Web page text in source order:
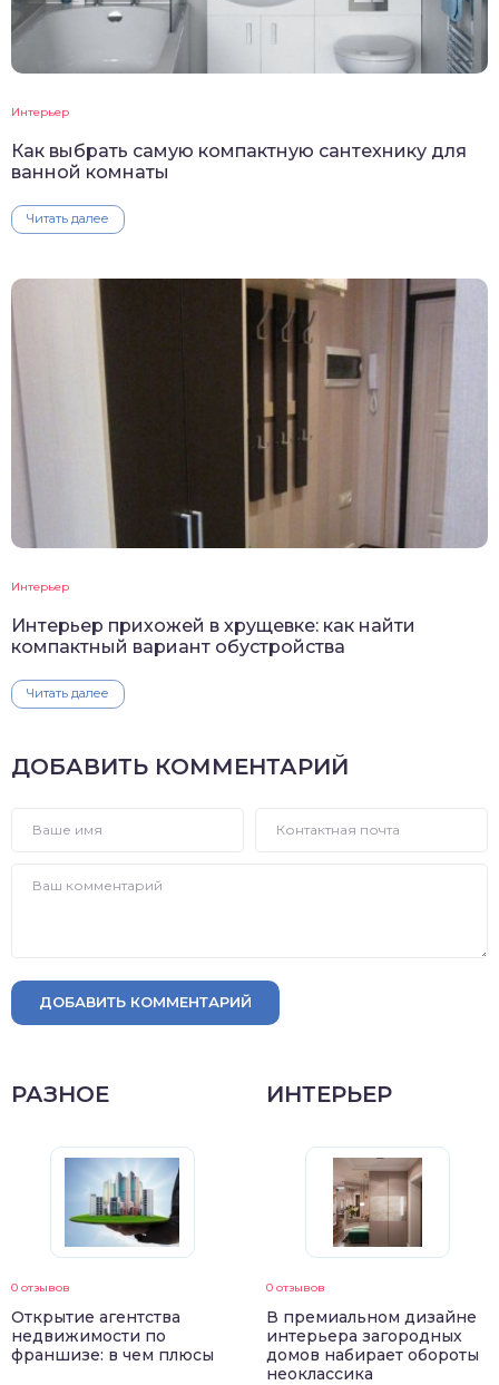
Интерьер
Как выбрать самую компактную сантехнику для
ванной комнаты
Читать далее
Интерьер
Интерьер прихожей в хрущевке: как найти
компактный вариант обустройства
Читать далее
ДОБАВИТЬ КОММЕНТАРИЙ
ДОБАВИТЬ КОММЕНТАРИЙ
РАЗНОЕ
0 отзывов
Открытие агентства
недвижимости по
франшизе: в чем плюсы
ИНТЕРЬЕР
0 отзывов
В премиальном дизайне
интерьера загородных
домов набирает обороты
неоклассика